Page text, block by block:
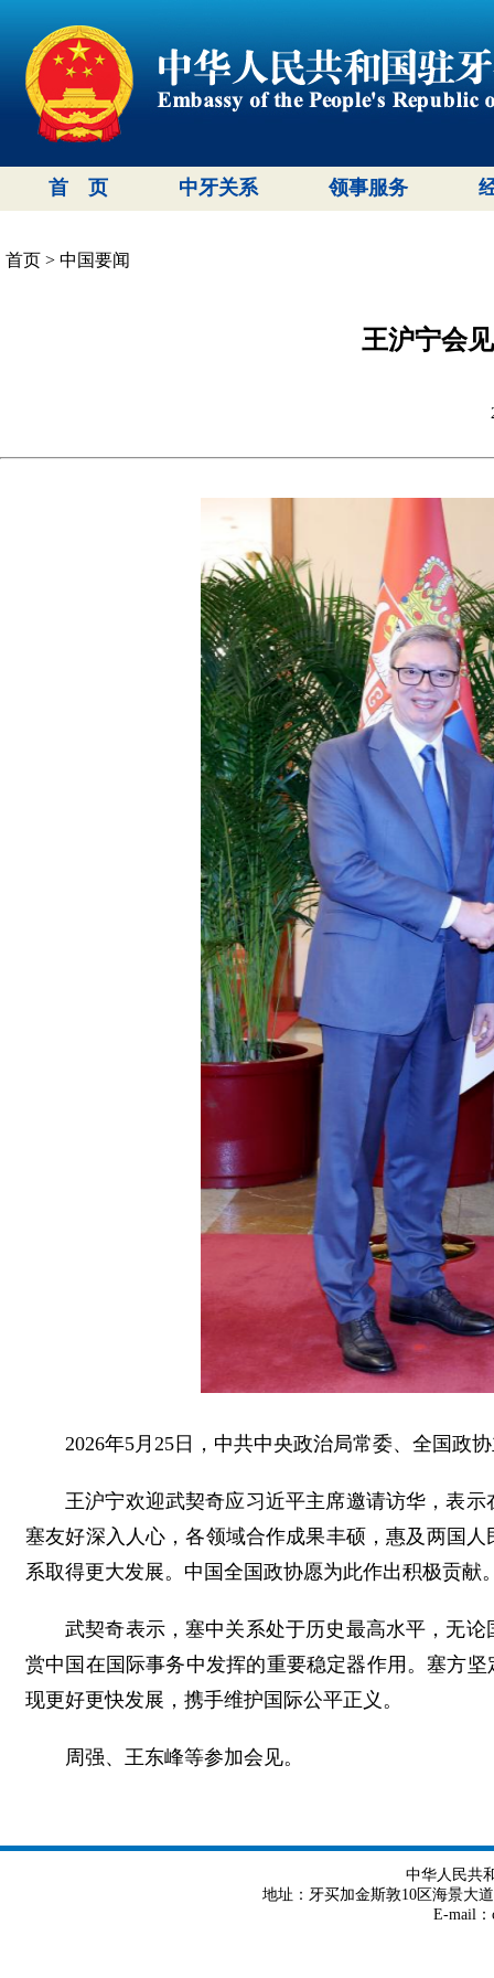
首 页 中牙关系 领事服务
首页 > 中国要闻
王沪宁会
2026年5月25日，中共中央政治局常委、全国政
王沪宁欢迎武契奇应习近平主席邀请访华，表
塞友好深入人心，各领域合作成果丰硕，惠及两国
系取得更大发展。中国全国政协愿为此作出积极贡献
武契奇表示，塞中关系处于历史最高水平，无
赏中国在国际事务中发挥的重要稳定器作用。塞方
现更好更快发展，携手维护国际公平正义。
周强、王东峰等参加会见。
中华人民共
地址：牙买加金斯敦10区海景大道
E-mail：